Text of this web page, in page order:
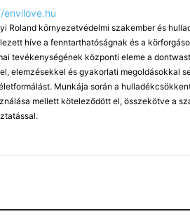
envilove.hu
Roland környezetvédelmi szakember és
híve a fenntarthatóságnak és a
tevékenységének központi eleme a
elemzésekkel és gyakorlati megoldásokkal
Munkája során a
mellett köteleződött el, összekötve a